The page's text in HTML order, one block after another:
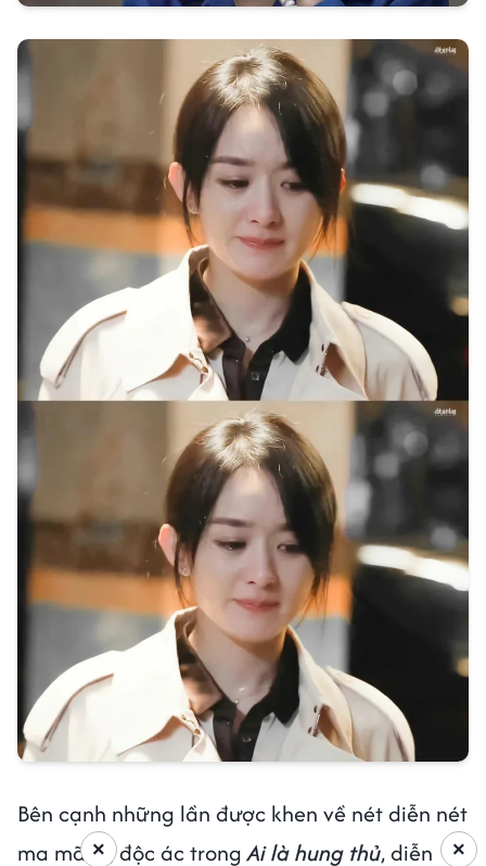
Bên cạnh những lần được khen về nét diễn nét
ma mãnh, độc ác trongAi là hung thủ, diễn ×
×